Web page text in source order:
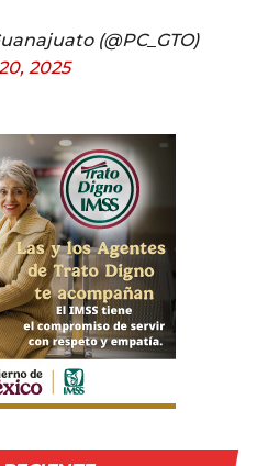
(@PC_GTO)
2025